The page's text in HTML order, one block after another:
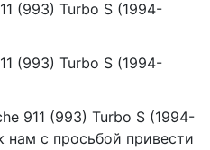
(993) Turbo S (1994-
(993) Turbo S (1994-
911 (993) Turbo S (1994-
нам с просьбой привести